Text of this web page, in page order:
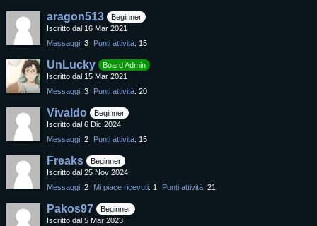
aragon513
Beginner
Iscritto dal 16 Mar 2021
Messaggi 3 Punti attività 15
UnLucky
Board Admin
Iscritto dal 15 Mar 2021
Messaggi 3 Punti attività 20
Vivaldo
Beginner
Iscritto dal 6 Dic 2024
Messaggi 2 Punti attività 15
Freaks
Beginner
Iscritto dal 25 Nov 2024
Messaggi 2 Mi piace ricevuti 1 Punti attività 21
Pakos97
Beginner
Iscritto dal 5 Mar 2023